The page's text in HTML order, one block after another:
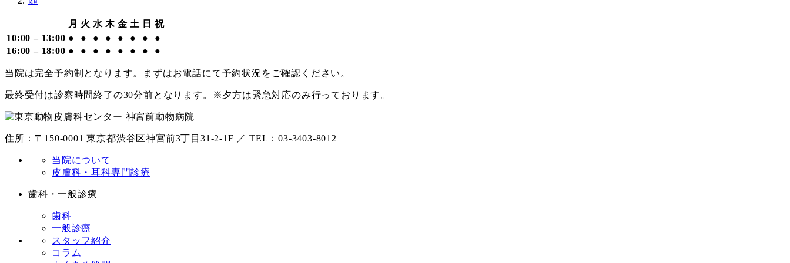
月 火 水 木 金 土 日 祝
10:00 – 13:00 ● ● ● ● ● ● ●
●
16:00 – 18:00 ● ● ● ● ● ● ● ●
当院は完全予約制となります。まずはお電話にて予約状況をご確認ください。
最終受付は診察時間終了の30分前となります。※夕方は緊急対応のみ行っております。
住所：〒150-0001 東京都渋谷区神宮前3丁目31-2-1F ／ TEL：03-3403-8012
当院について
皮膚科・耳科専門診療
歯科・一般診療
歯科
一般診療
スタッフ紹介
コラム